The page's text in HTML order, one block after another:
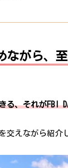
ながら、
る、それがFBI
交えながら紹介